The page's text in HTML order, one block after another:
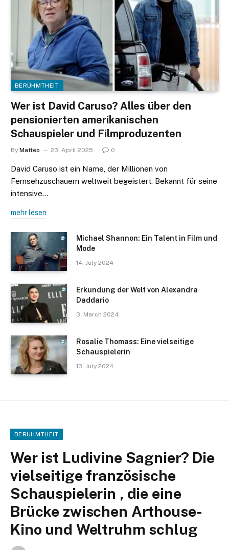
BERÜHMTHEIT
Wer ist David Caruso? Alles über den
pensionierten amerikanischen
Schauspieler und Filmproduzenten
By Matteo 23. April 2025 0
David Caruso ist ein Name, der Millionen von
Fernsehzuschauern weltweit begeistert. Bekannt für seine
intensive…
mehr lesen
Michael Shannon: Ein Talent in Film und
Mode
14. July 2024
Erkundung der Welt von Alexandra
Daddario
3. March 2024
Rosalie Thomass: Eine vielseitige
Schauspielerin
13. July 2024
BERÜHMTHEIT
Wer ist Ludivine Sagnier? Die
vielseitige französische
Schauspielerin , die eine
Brücke zwischen Arthouse-
Kino und Weltruhm schlug